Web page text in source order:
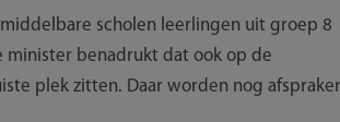
scholen leerlingen uit groep 8
benadrukt dat ook op de
plek zitten. Daar worden nog